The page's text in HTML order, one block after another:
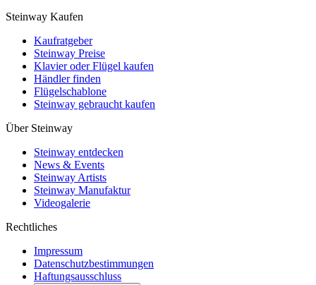
Steinway Kaufen
Kaufratgeber
Steinway Preise
Klavier oder Flügel kaufen
Händler finden
Flügelschablone
Steinway gebraucht kaufen
Über Steinway
Steinway entdecken
News & Events
Steinway Artists
Steinway Manufaktur
Videogalerie
Rechtliches
Impressum
Datenschutzbestimmungen
Haftungsausschluss